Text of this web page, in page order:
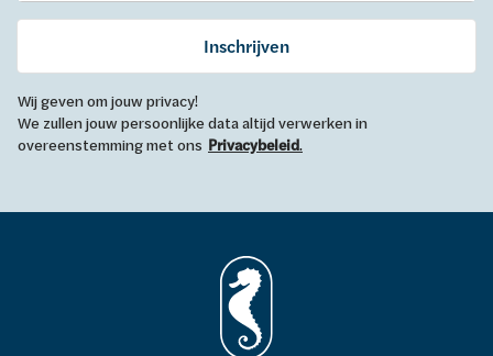
Inschrijven
Wij geven om jouw privacy!
We zullen jouw persoonlijke data altijd verwerken in
overeenstemming met ons Privacybeleid.